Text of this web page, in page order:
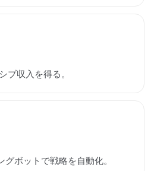
ブ収入を得る。
ボットで戦略を自動化。